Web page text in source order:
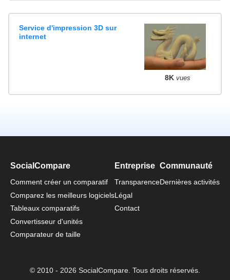
Service d'impression 3D sur
internet
8K vues
SocialCompare
Comment créer un comparatif
Comparez les meilleurs logiciels
Tableaux comparatifs
Convertisseur d'unités
Comparateur de taille
Entreprise
Transparence
Légal
Contact
Communauté
Dernières activités
© 2010 - 2026 SocialCompare. Tous droits réservés.